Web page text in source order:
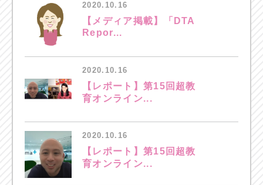
2020.10.16
【メディア掲載】「DTA
Repor...
2020.10.16
【レポート】第15回超教
育オンライン...
2020.10.16
【レポート】第15回超教
育オンライン...